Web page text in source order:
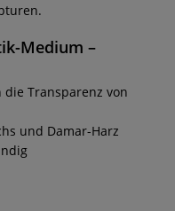
Medium –
Transparenz von
und Damar-Harz